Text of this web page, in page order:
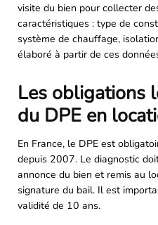
visite du bien pour collecter
caractéristiques : type de
système de chauffage,
élaboré à partir de ces
Les obligations
du DPE en
En France, le DPE est
depuis 2007. Le diagnostic
annonce du bien et remis au
signature du bail. Il est
validité de 10 ans.